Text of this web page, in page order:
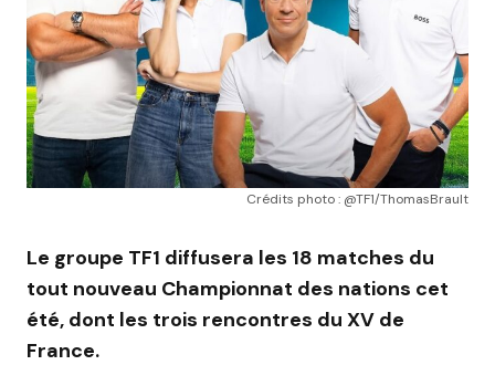
Crédits photo : @TF1/ThomasBrault
Le groupe TF1 diffusera les 18 matches du
tout nouveau Championnat des nations cet
été, dont les trois rencontres du XV de
France.